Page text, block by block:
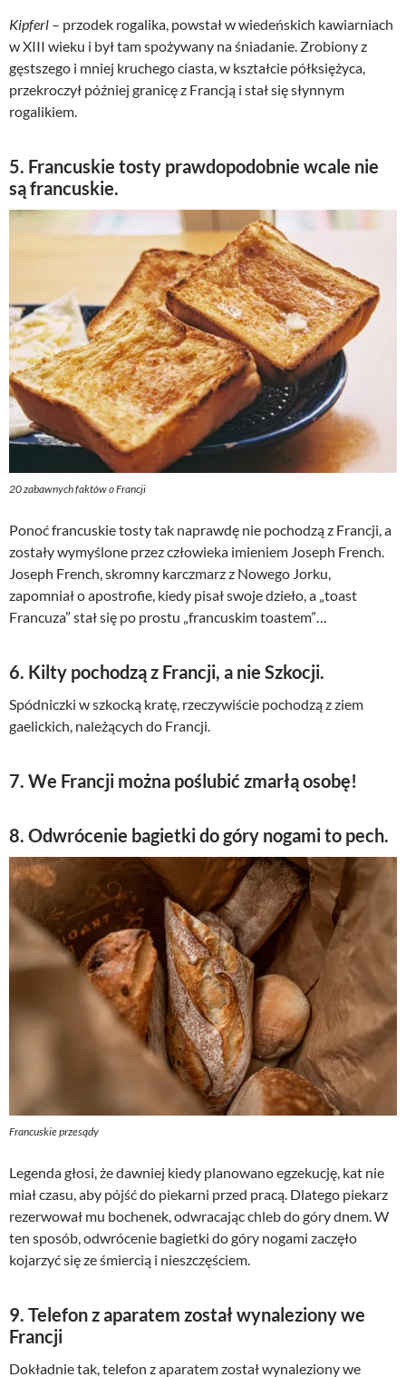
Kipferl – przodek rogalika, powstał w wiedeńskich kawiarniach
w XIII wieku i był tam spożywany na śniadanie. Zrobiony z
gęstszego i mniej kruchego ciasta, w kształcie półksiężyca,
przekroczył później granicę z Francją i stał się słynnym
rogalikiem.
5. Francuskie tosty prawdopodobnie wcale nie
są francuskie.
20 zabawnych faktów o Francji
Ponoć francuskie tosty tak naprawdę nie pochodzą z Francji, a
zostały wymyślone przez człowieka imieniem Joseph French.
Joseph French, skromny karczmarz z Nowego Jorku,
zapomniał o apostrofie, kiedy pisał swoje dzieło, a „toast
Francuza” stał się po prostu „francuskim toastem”…
6. Kilty pochodzą z Francji, a nie Szkocji.
Spódniczki w szkocką kratę, rzeczywiście pochodzą z ziem
gaelickich, należących do Francji.
7. We Francji można poślubić zmarłą osobę!
8. Odwrócenie bagietki do góry nogami to pech.
Francuskie przesądy
Legenda głosi, że dawniej kiedy planowano egzekucję, kat nie
miał czasu, aby pójść do piekarni przed pracą. Dlatego piekarz
rezerwował mu bochenek, odwracając chleb do góry dnem. W
ten sposób, odwrócenie bagietki do góry nogami zaczęło
kojarzyć się ze śmiercią i nieszczęściem.
9. Telefon z aparatem został wynaleziony we
Francji
Dokładnie tak, telefon z aparatem został wynaleziony we